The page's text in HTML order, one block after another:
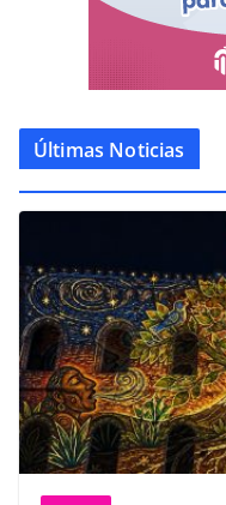
Últimas Noticias